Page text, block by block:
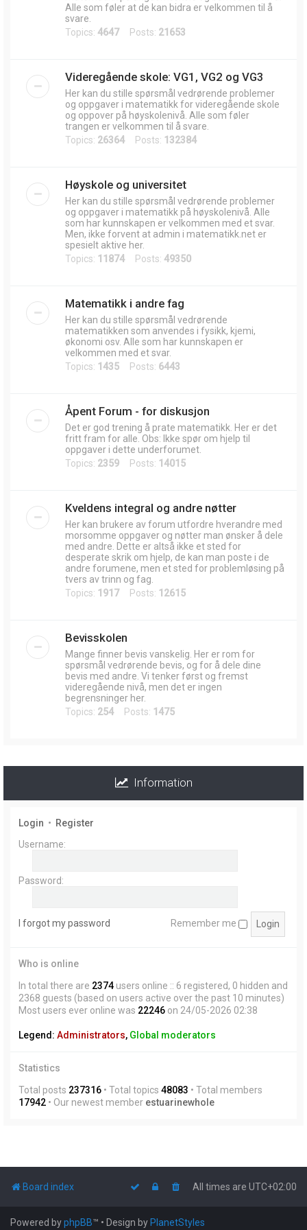
Alle som føler at de kan bidra er velkommen til å
svare.
Topics: 4647Posts: 21653
Videregående skole: VG1, VG2 og VG3
Her kan du stille spørsmål vedrørende problemer
og oppgaver i matematikk for videregående skole
og oppover på høyskolenivå. Alle som føler
trangen er velkommen til å svare.
Topics: 26364 Posts: 132384
Høyskole og universitet
Her kan du stille spørsmål vedrørende problemer
og oppgaver i matematikk på høyskolenivå. Alle
som har kunnskapen er velkommen med et svar.
Men, ikke forvent at admin i matematikk.net er
spesielt aktive her.
Topics: 11874 Posts: 49350
Matematikk i andre fag
Her kan du stille spørsmål vedrørende
matematikken som anvendes i fysikk, kjemi,
økonomi osv. Alle som har kunnskapen er
velkommen med et svar.
Topics: 1435 Posts: 6443
Åpent Forum - for diskusjon
Det er god trening å prate matematikk. Her er det
fritt fram for alle. Obs: Ikke spør om hjelp til
oppgaver i dette underforumet.
Topics: 2359 Posts: 14015
Kveldens integral og andre nøtter
Her kan brukere av forum utfordre hverandre med
morsomme oppgaver og nøtter man ønsker å dele
med andre. Dette er altså ikke et sted for
desperate skrik om hjelp, de kan man poste i de
andre forumene, men et sted for problemløsing på
tvers av trinn og fag.
Topics: 1917Posts: 12615
Bevisskolen
Mange finner bevis vanskelig. Her er rom for
spørsmål vedrørende bevis, og for å dele dine
bevis med andre. Vi tenker først og fremst
videregående nivå, men det er ingen
begrensninger her.
Topics: 254 Posts: 1475
Information
Login • Register
Username:
Password:
I forgot my password Remember me
Who is online
In total there are 2374 users online :: 6 registered, 0 hidden and
2368 guests (based on users active over the past 10 minutes)
Most users ever online was 22246 on 24/05-2026 02:38
Legend: Administrators, Global moderators
Statistics
Total posts 237316 • Total topics 48083 • Total members
17942 • Our newest member estuarinewhole
Board index All times are UTC+02:00
Powered byphpBB™ • Design by PlanetStyles